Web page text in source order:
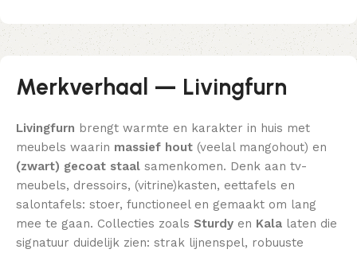
Merkverhaal — Livingfurn
Livingfurn brengt warmte en karakter in huis met
meubels waarin massief hout (veelal mangohout) en
(zwart) gecoat staal samenkomen. Denk aan tv-
meubels, dressoirs, (vitrine)kasten, eettafels en
salontafels: stoer, functioneel en gemaakt om lang
mee te gaan. Collecties zoals Sturdy en Kala laten die
signatuur duidelijk zien: strak lijnenspel, robuuste